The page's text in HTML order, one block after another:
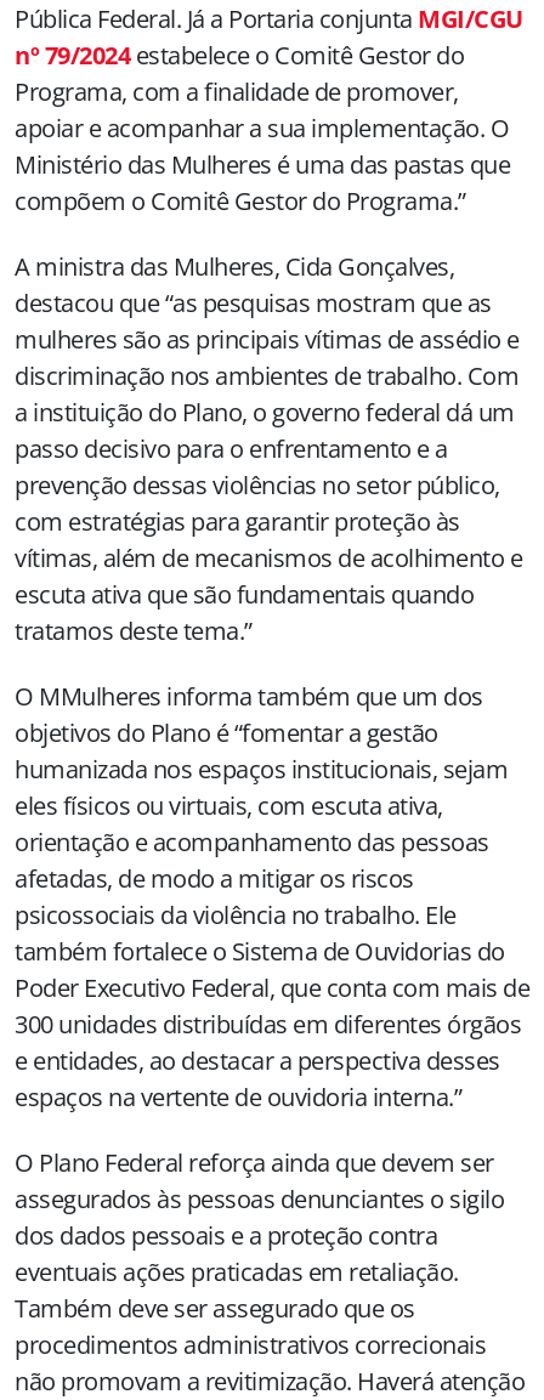
Pública Federal. Já a Portaria conjunta MGI/CGU
nº 79/2024estabelece o Comitê Gestor do
Programa, com a finalidade de promover,
apoiar e acompanhar a sua implementação. O
Ministério das Mulheres é uma das pastas que
compõem o Comitê Gestor do Programa.”
A ministra das Mulheres, Cida Gonçalves,
destacou que “as pesquisas mostram que as
mulheres são as principais vítimas de assédio e
discriminação nos ambientes de trabalho. Com
a instituição do Plano, o governo federal dá um
passo decisivo para o enfrentamento e a
prevenção dessas violências no setor público,
com estratégias para garantir proteção às
vítimas, além de mecanismos de acolhimento e
escuta ativa que são fundamentais quando
tratamos deste tema.”
O MMulheres informa também que um dos
objetivos do Plano é “fomentar a gestão
humanizada nos espaços institucionais, sejam
eles físicos ou virtuais, com escuta ativa,
orientação e acompanhamento das pessoas
afetadas, de modo a mitigar os riscos
psicossociais da violência no trabalho. Ele
também fortalece o Sistema de Ouvidorias do
Poder Executivo Federal, que conta com mais de
300 unidades distribuídas em diferentes órgãos
e entidades, ao destacar a perspectiva desses
espaços na vertente de ouvidoria interna.”
O Plano Federal reforça ainda que devem ser
assegurados às pessoas denunciantes o sigilo
dos dados pessoais e a proteção contra
eventuais ações praticadas em retaliação.
Também deve ser assegurado que os
procedimentos administrativos correcionais
não promovam a revitimização. Haverá atenção